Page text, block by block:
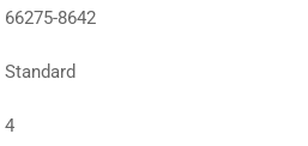
66275-8642
Standard
4